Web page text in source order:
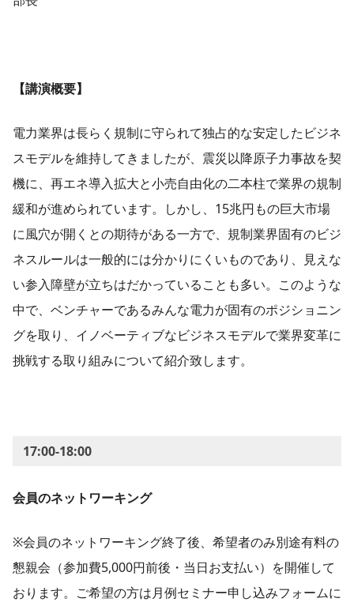
【講演概要】
電力業界は長らく規制に守られて独占的な安定したビジネ
スモデルを維持してきましたが、震災以降原子力事故を契
機に、再エネ導入拡大と小売自由化の二本柱で業界の規制
緩和が進められています。しかし、15兆円もの巨大市場
に風穴が開くとの期待がある一方で、規制業界固有のビジ
ネスルールは一般的には分かりにくいものであり、見えな
い参入障壁が立ちはだかっていることも多い。このような
中で、ベンチャーであるみんな電力が固有のポジショニン
グを取り、イノベーティブなビジネスモデルで業界変革に
挑戦する取り組みについて紹介致します。
17:00-18:00
会員のネットワーキング
※会員のネットワーキング終了後、希望者のみ別途有料の
懇親会（参加費5,000円前後・当日お支払い）を開催して
おります。ご希望の方は月例セミナー申し込みフォームに